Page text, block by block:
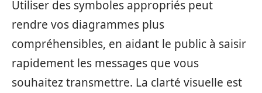
Utiliser des symboles appropriés peut
rendre vos diagrammes plus
compréhensibles, en aidant le public à saisir
rapidement les messages que vous
souhaitez transmettre. La clarté visuelle est